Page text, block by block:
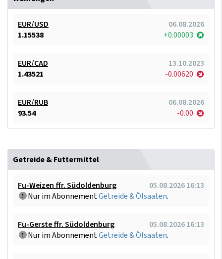
EUR/USD
06.08.2026
1.15538
+0.00003
EUR/CAD
13.10.2023
1.43521
-0.00620
EUR/RUB
06.08.2026
93.54
-0.00
Getreide & Futtermittel
Fu-Weizen ffr. Südoldenburg
05.08.2026 16:13
Nur im AbonnementGetreide & Ölsaaten.
Fu-Gerste ffr. Südoldenburg
05.08.2026 16:13
Nur im AbonnementGetreide & Ölsaaten.